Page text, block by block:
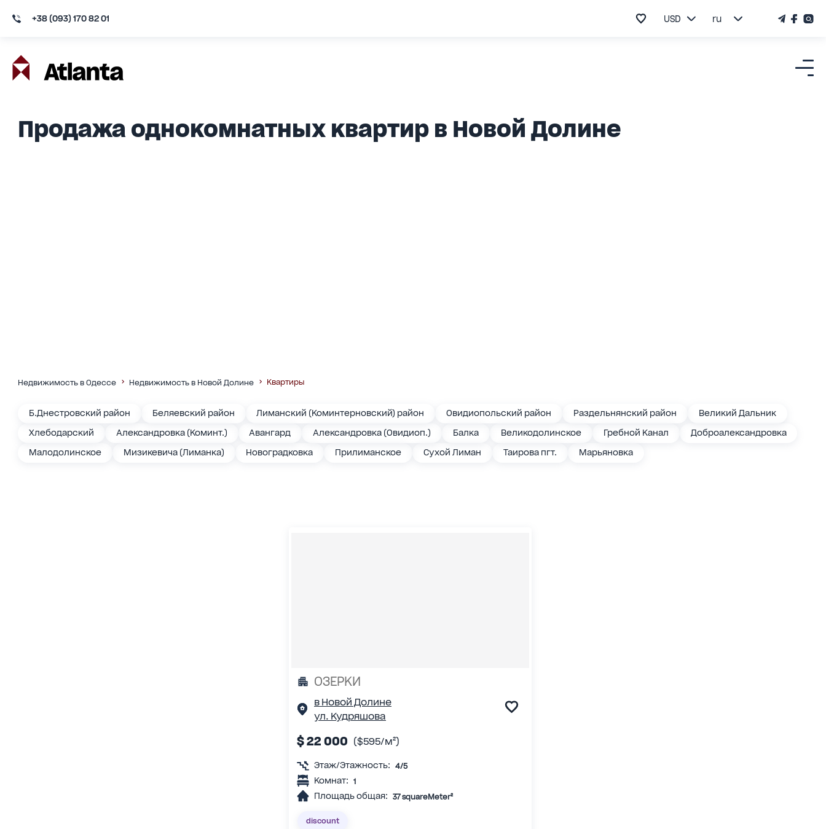
+38 (093) 170 82 01 USD ru
Продажа однокомнатных квартир в Новой Долине
Недвижимость в Одессе Недвижимость в Новой Долине Квартиры
Б.Днестровский район Беляевский район Лиманский (Коминтерновский) район Овидиопольский район Раздельнянский район
Великий Дальник
Хлебодарский
Александровка (Коминт.) Авангард Александровка (Овидиоп.) Балка Великодолинское Гребной Канал
Доброалександровка
Малодолинское
Мизикевича (Лиманка) Новоградковка Прилиманское Сухой Лиман Таирова пгт. Марьяновка
ОЗЕРКИ
в Новой Долине
ул. Кудряшова
$ 22 000 ($595/м²)
Этаж/Этажность: 4/5
Комнат: 1
Площадь общая: 37 squareMeter²
discount